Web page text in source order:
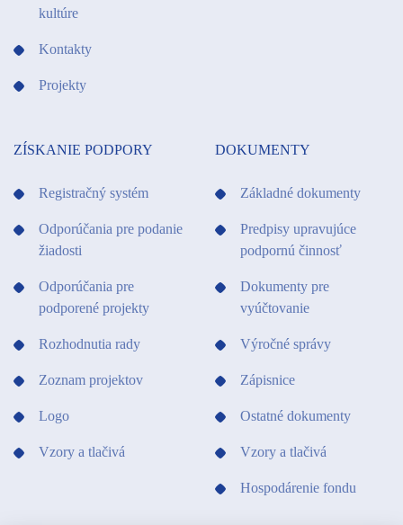
kultúre
Kontakty
Projekty
ZÍSKANIE PODPORY
Registračný systém
Odporúčania pre podanie
žiadosti
Odporúčania pre
podporené projekty
Rozhodnutia rady
Zoznam projektov
Logo
Vzory a tlačivá
DOKUMENTY
Základné dokumenty
Predpisy upravujúce
podpornú činnosť
Dokumenty pre
vyúčtovanie
Výročné správy
Zápisnice
Ostatné dokumenty
Vzory a tlačivá
Hospodárenie fondu